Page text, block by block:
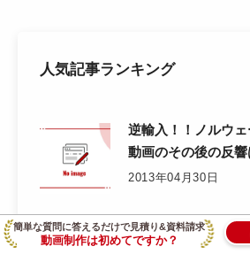
人気記事ランキング
逆輸入！！ノルウェ
動画のその後の反響
2013年04月30日
Vimeoとはどうい
の違いは？料金や
簡単な質問に答えるだけで見積り&資料請求
動画制作は初めてですか？